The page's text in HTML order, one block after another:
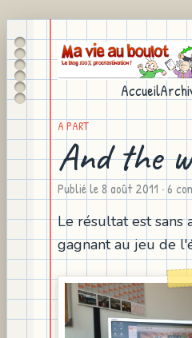
Accueil
A PART
And the
Publié le 8 août 2011 · 6
Le résultat est sans
gagnant au jeu de